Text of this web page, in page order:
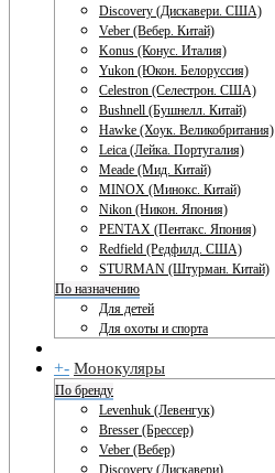
Discovery (Дискавери. США)
Veber (Вебер. Китай)
Konus (Конус. Италия)
Yukon (Юкон. Белоруссия)
Celestron (Селестрон. США)
Bushnell (Бушнелл. Китай)
Hawke (Хоук. Великобритания)
Leica (Лейка. Португалия)
Meade (Мид. Китай)
MINOX (Минокс. Китай)
Nikon (Никон. Япония)
PENTAX (Пентакс. Япония)
Redfield (Редфилд. США)
STURMAN (Штурман. Китай)
По назначению
Для детей
Для охоты и спорта
+- Монокуляры
По бренду
Levenhuk (Левенгук)
Bresser (Брессер)
Veber (Вебер)
Discovery (Дискавери)